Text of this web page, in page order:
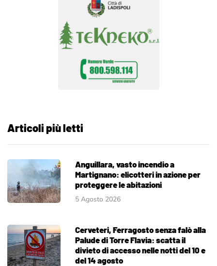
Articoli più letti
Anguillara, vasto incendio a
Martignano: elicotteri in azione per
proteggere le abitazioni
5 Agosto 2026
Cerveteri, Ferragosto senza falò alla
Palude di Torre Flavia: scatta il
divieto di accesso nelle notti del 10 e
del 14 agosto